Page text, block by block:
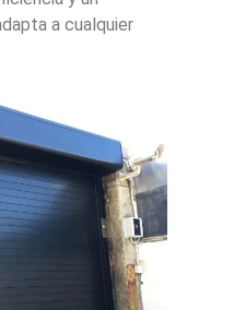
a cualquier